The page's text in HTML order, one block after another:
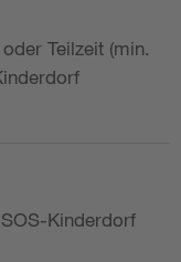
Teilzeit (min.
Kinderdorf